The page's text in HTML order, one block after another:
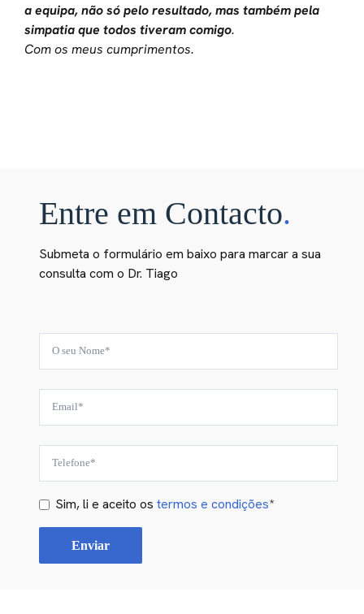
a equipa, não só pelo resultado, mas também pela
simpatia que todos tiveram comigo.
Com os meus cumprimentos.
Entre em Contacto.
Submeta o formulário em baixo para marcar a sua
consulta com o Dr. Tiago
Sim, li e aceito os termos e condições*